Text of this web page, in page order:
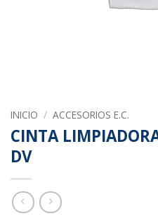
INICIO / ACCESORIOS E.C.
CINTA
DV